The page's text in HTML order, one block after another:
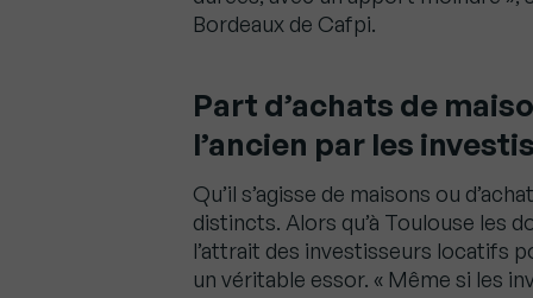
Bordeaux de Cafpi.
Part d’achats de
l’ancien par les
Qu’il s’agisse de maisons ou
distincts. Alors qu’à Toulouse les
l’attrait des investisseurs locatifs
un véritable essor. « Même si les